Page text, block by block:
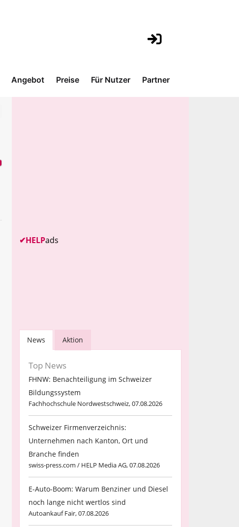
Angebot Preise Für Nutzer Partner
✔HELPads
News Aktion
Top News
FHNW: Benachteiligung im Schweizer
Bildungssystem
Fachhochschule Nordwestschweiz, 07.08.2026
Schweizer Firmenverzeichnis:
Unternehmen nach Kanton, Ort und
Branche finden
swiss-press.com / HELP Media AG, 07.08.2026
E-Auto-Boom: Warum Benziner und Diesel
noch lange nicht wertlos sind
Autoankauf Fair, 07.08.2026